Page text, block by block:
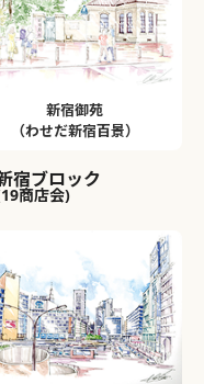
新宿御苑
（わせだ新宿百景）
宿ブロック
商店会)